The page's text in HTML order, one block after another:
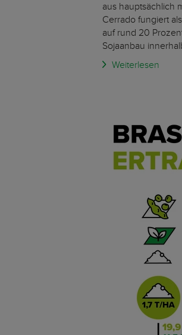
aus hauptsächlich
Cerrado fungiert als
auf rund 20
Sojaanbau
Weiterlesen